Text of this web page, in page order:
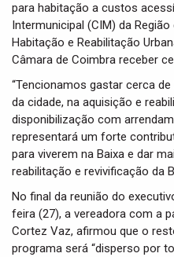
para habitação a custos
Intermunicipal (CIM) da
Habitação e Reabilitação
Câmara de Coimbra receber
“Tencionamos gastar cerca
da cidade, na aquisição e
disponibilização com
representará um forte
para viverem na Baixa e dar
reabilitação e revivificação da
No final da reunião do
feira (27), a vereadora com a
Cortez Vaz, afirmou que o
programa será “disperso por